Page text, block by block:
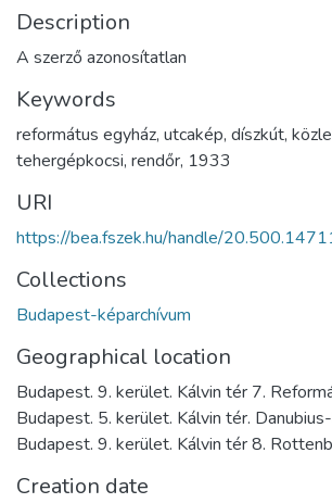
Description
A szerző azonosítatlan
Keywords
református egyház, utcakép, díszkút,
tehergépkocsi, rendőr, 1933
URI
https://bea.fszek.hu/handle/
Collections
Budapest-képarchívum
Geographical location
Budapest. 9. kerület. Kálvin tér 7.
Budapest. 5. kerület. Kálvin tér.
Budapest. 9. kerület. Kálvin tér 8.
Creation date